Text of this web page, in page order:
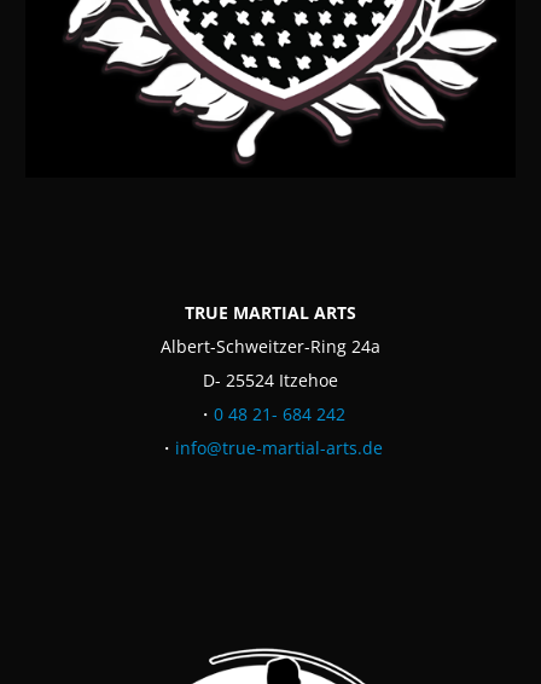
TRUE MARTIAL ARTS
Albert-Schweitzer-Ring 24a
D- 25524 Itzehoe
・ 0 48 21- 684 242
・ info@true-martial-arts.de